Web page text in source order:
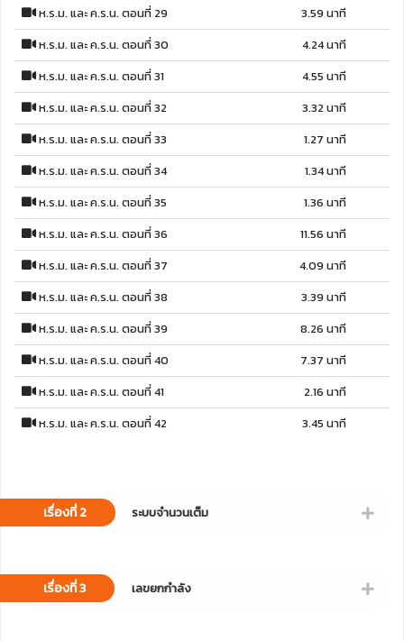
ห.ร.ม. และ ค.ร.น. ตอนที่ 29
3.59 นาที
ห.ร.ม. และ ค.ร.น. ตอนที่ 30
4.24 นาที
ห.ร.ม. และ ค.ร.น. ตอนที่ 31
4.55 นาที
ห.ร.ม. และ ค.ร.น. ตอนที่ 32
3.32 นาที
ห.ร.ม. และ ค.ร.น. ตอนที่ 33
1.27 นาที
ห.ร.ม. และ ค.ร.น. ตอนที่ 34
1.34 นาที
ห.ร.ม. และ ค.ร.น. ตอนที่ 35
1.36 นาที
ห.ร.ม. และ ค.ร.น. ตอนที่ 36
11.56 นาที
ห.ร.ม. และ ค.ร.น. ตอนที่ 37
4.09 นาที
ห.ร.ม. และ ค.ร.น. ตอนที่ 38
3.39 นาที
ห.ร.ม. และ ค.ร.น. ตอนที่ 39
8.26 นาที
ห.ร.ม. และ ค.ร.น. ตอนที่ 40
7.37 นาที
ห.ร.ม. และ ค.ร.น. ตอนที่ 41
2.16 นาที
ห.ร.ม. และ ค.ร.น. ตอนที่ 42
3.45 นาที
เรื่องที่ 2 ระบบจำนวนเต็ม
เรื่องที่ 3 เลขยกกำลัง